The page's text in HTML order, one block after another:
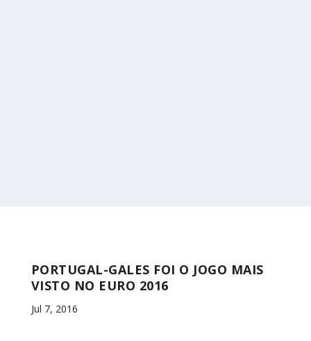
PORTUGAL-GALES FOI O JOGO MAIS
VISTO NO EURO 2016
Jul 7, 2016